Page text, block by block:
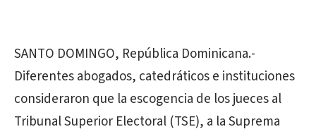
SANTO DOMINGO, República Dominicana.-
Diferentes abogados, catedráticos e instituciones
consideraron que la escogencia de los jueces al
Tribunal Superior Electoral (TSE), a la Suprema